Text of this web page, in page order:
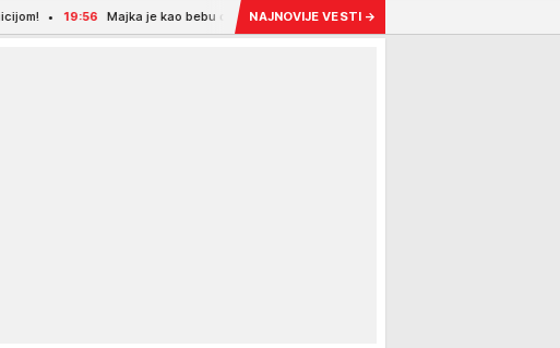
Majka je kao bebu ostavila u podrumu zgrade u Gnjilanu: Usvojili su je Srbi iz Amerike i
NAJNOVIJE VESTI →